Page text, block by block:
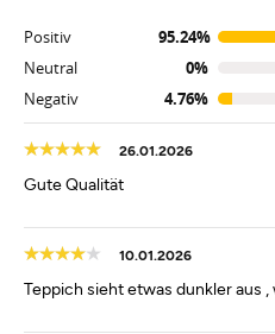
Positiv
95.24%
Neutral
0%
Negativ
4.76%
26.01.2026
Gute Qualität
10.01.2026
Teppich sieht etwas dunkler aus